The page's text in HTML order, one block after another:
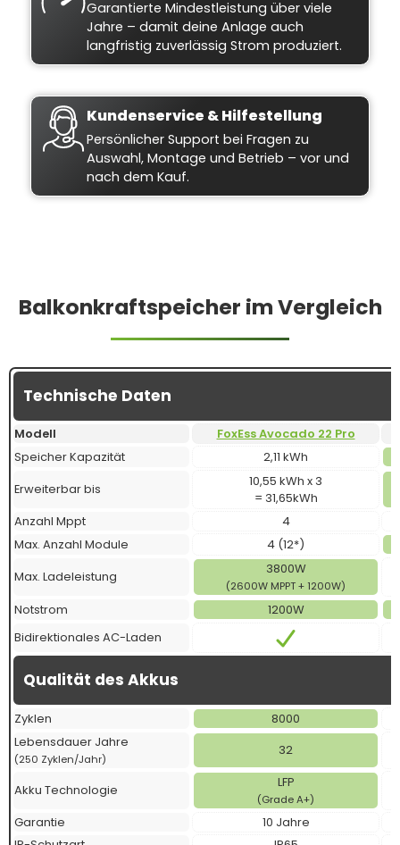
Garantierte Mindestleistung über viele
Jahre – damit deine Anlage auch
langfristig zuverlässig Strom produziert.
Kundenservice & Hilfestellung
Persönlicher Support bei Fragen zu
Auswahl, Montage und Betrieb – vor und
nach dem Kauf.
Balkonkraftspeicher im Vergleich
Technische Daten
Modell FoxEss Avocado 22 Pro
Speicher Kapazität
2,11 kWh
Erweiterbar bis
10,55 kWh x 3
= 31,65kWh
Anzahl Mppt
4
Max. Anzahl Module
4 (12*)
Max. Ladeleistung
3800W
(2600W MPPT + 1200W)
Notstrom
1200W
Bidirektionales AC-Laden
Qualität des Akkus
Zyklen
8000
Lebensdauer Jahre
(250 Zyklen/Jahr)
32
Akku Technologie LFP
(Grade A+)
Garantie
10 Jahre